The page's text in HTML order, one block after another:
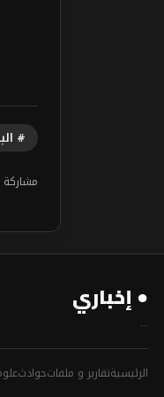
#
مشاركة
● إخباري
...
الرئيسيةتقارير و ملفاتحوادث